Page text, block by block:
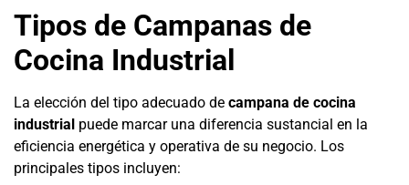
Tipos de Campanas de
Cocina Industrial
La elección del tipo adecuado de campana de cocina
industrial puede marcar una diferencia sustancial en la
eficiencia energética y operativa de su negocio. Los
principales tipos incluyen: